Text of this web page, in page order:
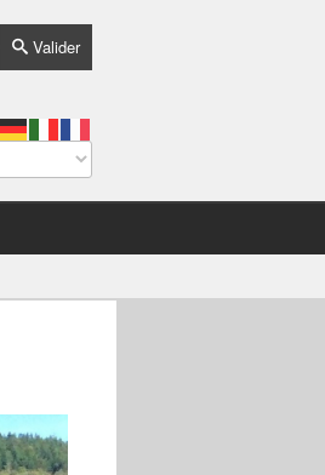
Valider